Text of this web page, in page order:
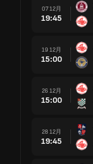
07 12月
19:45
19 12月
15:00
26 12月
15:00
28 12月
19:45